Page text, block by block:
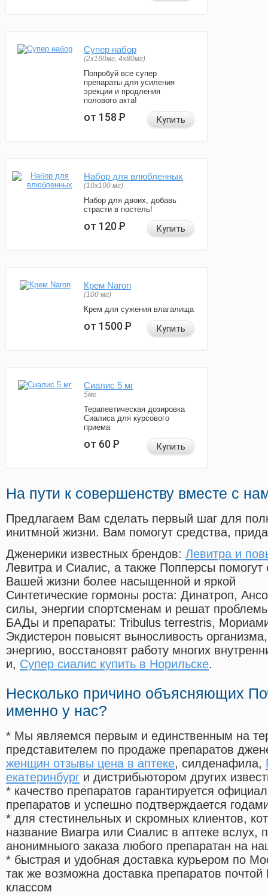
Супер набор
(2х160мг, 4х80мг)
Попробуй все супер
препараты для усиления
эрекции и продления
полового акта!
от 158Р Купить
Набор для влюбленных
(10х100 мг)
Набор для двоих, добавь
страсти в постель!
от 120Р Купить
Крем Naron
(100 мг)
Крем для сужения влагалища
от 1500Р Купить
Сиалис 5 мг
5мг
Терапевтическая дозировка
Сиалиса для курсового
приема
от 60Р Купить
На пути к совершенству вместе с
Предлагаем Вам сделать первый шаг для
инитмной жизни. Вам помогут средства,
Дженерики известных брендов: Левитра и
Левитра и Сиалис, а также Попперсы помогут
Вашей жизни более насыщенной и яркой
Синтетические гормоны роста: Динатроп,
силы, энергии спортсменам и решат
БАДы и препараты: Tribulus terrestris,
Экдистерон повысят выносливость
энергию, восстановят работу многих
и, Супер сиалис купить в Норильске.
Несколько причино объясняющих
именно у нас?
* Мы являемся первым и единственным на
представителем по продаже препаратов
женщин отзывы цена в аптеке, силденафила,
екатеринбург и дистрибьютором других
* качество препаратов гарантируется
препаратов и успешно подтверждается
* для стестинельных и скромных клиентов,
название Виагра или Сиалис в аптеке вслух,
анонимныого заказа любого препаратан на
* быстрая и удобная доставка курьером по
так же возможна доставка препаратов
классом